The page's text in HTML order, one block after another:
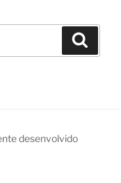
desenvolvido